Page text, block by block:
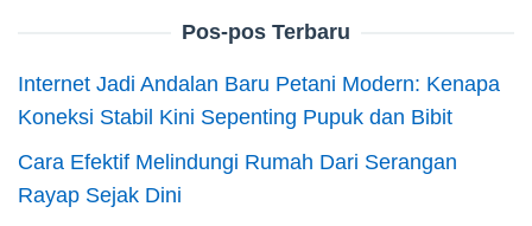
Pos-pos Terbaru
Internet Jadi Andalan Baru Petani Modern: Kenapa
Koneksi Stabil Kini Sepenting Pupuk dan Bibit
Cara Efektif Melindungi Rumah Dari Serangan
Rayap Sejak Dini